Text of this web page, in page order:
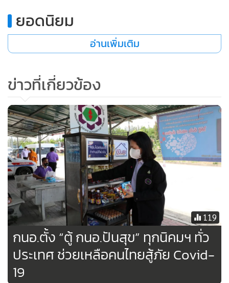
ออนไลน์ ซึ่งการประชุมพีพีพีเป็นแนวทางที่เป็นประโยชน์ในการ
จัดหาแหล่งเงินทุนเพื่อสนับสนุนโครงการสิ่งก่อสร้างพื้นฐานและ
โครงการพัฒนาเศรษฐกิจ โดยเฉพาะอย่างยิ่งในภาวะที่รัฐบาลทั่ว
เศรษฐกิจ
“ปัจจุบันการร่วมลงทุนแบบพีพีพีเป็นประเด็นที่น่าสนใจและ
สำคัญมาก โดยการนิคมอุตสาหกรรมแห่งประเทศไทย (กนอ.) ได้
มีการร่วมลงทุนโครงการในลักษณะพีพีพีเป็นจำนวนมาก
เนื่องจากภาครัฐไม่สามารถลงทุนได้เองทั้งหมด ขณะเดียวกัน
ภาคเอกชนยังมีประสิทธิภาพการทำงานในระดับสูงด้วย และจะ
เป็นประโยชน์หากไทยได้เรียนรู้ประสบการณ์จากแคนาดามาก
ขึ้น สำหรับในประเทศไทย กระบวนการเกี่ยวกับพีพีพีค่อนข้างมี
ความซับซ้อนเกี่ยวข้องกับหลายหน่วยงาน และใช้เวลาในการ
ดำเนินการยาวนาน แต่ปัจจุบันมีความพยายามในการลดขั้นตอน
ของโครงการลงทุนขนาดเล็กลง โดยที่ผ่านมาโครงการอีอีซีมีการ
ประกาศเชิญชวนการร่วมลงทุนกับเอกชนหรือให้เอกชน เป็นผู้
ลงทุนของโครงการเมกะโปรเจกต์ต่างๆ ซึ่งพบว่าผลการประมูล
ยอดนิยม
อ่านเพิ่มเติม
ข่าวที่เกี่ยวข้อง
119
กนอ.ตั้ง “ตู้ กนอ.ปันสุข” ทุกนิคมฯ ทั่ว
ประเทศ ช่วยเหลือคนไทยสู้ภัย Covid-
19